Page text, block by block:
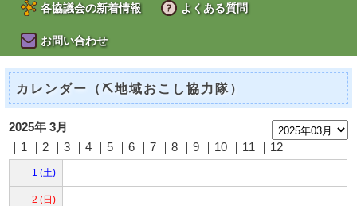
各協議会の新着情報 よくある質問
お問い合わせ
カレンダー（⛏地域おこし協力隊）
2025年 3月
｜1 ｜2 ｜3 ｜4 ｜5 ｜6 ｜7 ｜8 ｜9 ｜10 ｜11 ｜12 ｜
1 (土)
2 (日)